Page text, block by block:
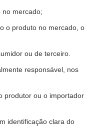
no mercado;
o produto no mercado, o
ou de terceiro.
responsável, nos
produtor ou o importador
identificação clara do